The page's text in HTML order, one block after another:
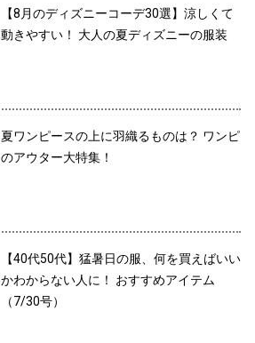
【8月のディズニーコーデ30選】涼しくて
動きやすい！ 大人の夏ディズニーの服装
夏ワンピースの上に羽織るものは？ ワンピ
のアウター大特集！
【40代50代】猛暑日の服、何を買えばいい
かわからない人に！ おすすめアイテム
（7/30号）